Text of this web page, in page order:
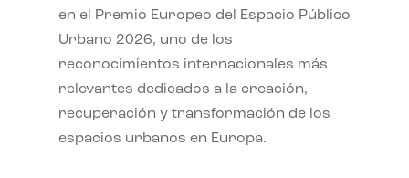
en el Premio Europeo del Espacio Público
Urbano 2026, uno de los
reconocimientos internacionales más
relevantes dedicados a la creación,
recuperación y transformación de los
espacios urbanos en Europa.